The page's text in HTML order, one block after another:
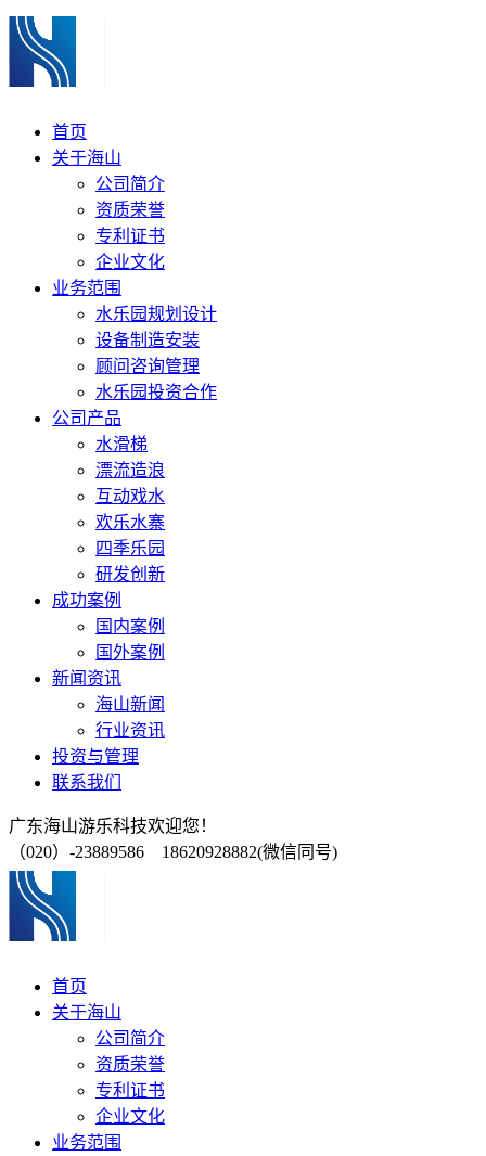
首页
关于海山
公司简介
资质荣誉
专利证书
企业文化
业务范围
水乐园规划设计
设备制造安装
顾问咨询管理
水乐园投资合作
公司产品
水滑梯
漂流造浪
互动戏水
欢乐水寨
四季乐园
研发创新
成功案例
国内案例
国外案例
新闻资讯
海山新闻
行业资讯
投资与管理
联系我们
广东海山游乐科技欢迎您！
（020）-23889586 18620928882(微信同号)
首页
关于海山
公司简介
资质荣誉
专利证书
企业文化
业务范围